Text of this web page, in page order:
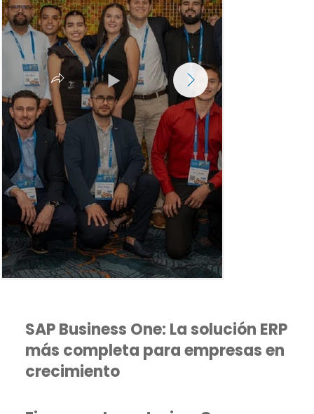
SAP Business One: La solución ERP
más completa para empresas en
crecimiento